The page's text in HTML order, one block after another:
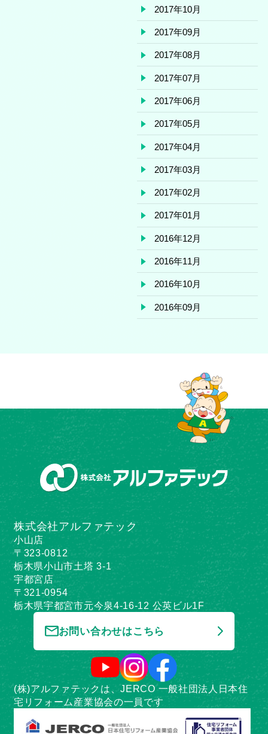
2017年10月
2017年09月
2017年08月
2017年07月
2017年06月
2017年05月
2017年04月
2017年03月
2017年02月
2017年01月
2016年12月
2016年11月
2016年10月
2016年09月
株式会社アルファテック
小山店
〒323-0812
栃木県小山市土塔 3-1
宇都宮店
〒321-0954
栃木県宇都宮市元今泉4-16-12 公英ビル1F
お問い合わせはこちら
(株)アルファテックは、JERCO 一般社団法人日本住
宅リフォーム産業協会の一員です